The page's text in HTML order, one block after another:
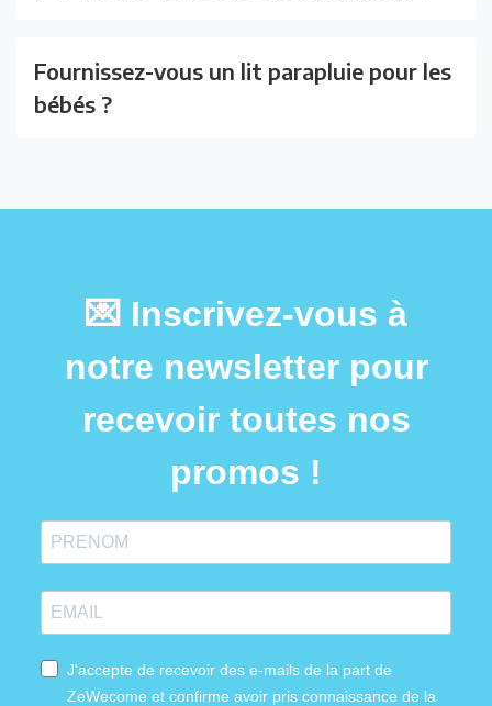
Fournissez-vous un lit parapluie pour les
bébés ?
💌 Inscrivez-vous à
notre newsletter pour
recevoir toutes nos
promos !
J'accepte de recevoir des e-mails de la part de
ZeWecome et confirme avoir pris connaissance de la